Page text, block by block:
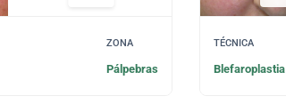
ZONA
Pálpebras
TÉCNICA
Blefaroplastia